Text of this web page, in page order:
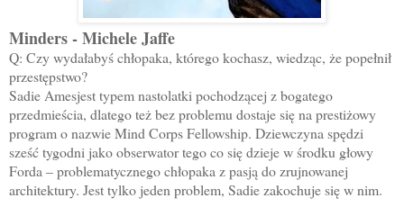
Minders - Michele Jaffe
Q: Czy wydałabyś chłopaka, którego kochasz, wiedząc, że popełnił
przestępstwo?
Sadie Amesjest typem nastolatki pochodzącej z bogatego
przedmieścia, dlatego też bez problemu dostaje się na prestiżowy
program o nazwie Mind Corps Fellowship. Dziewczyna spędzi
sześć tygodni jako obserwator tego co się dzieje w środku głowy
Forda – problematycznego chłopaka z pasją do zrujnowanej
architektury. Jest tylko jeden problem, Sadie zakochuje się w nim.